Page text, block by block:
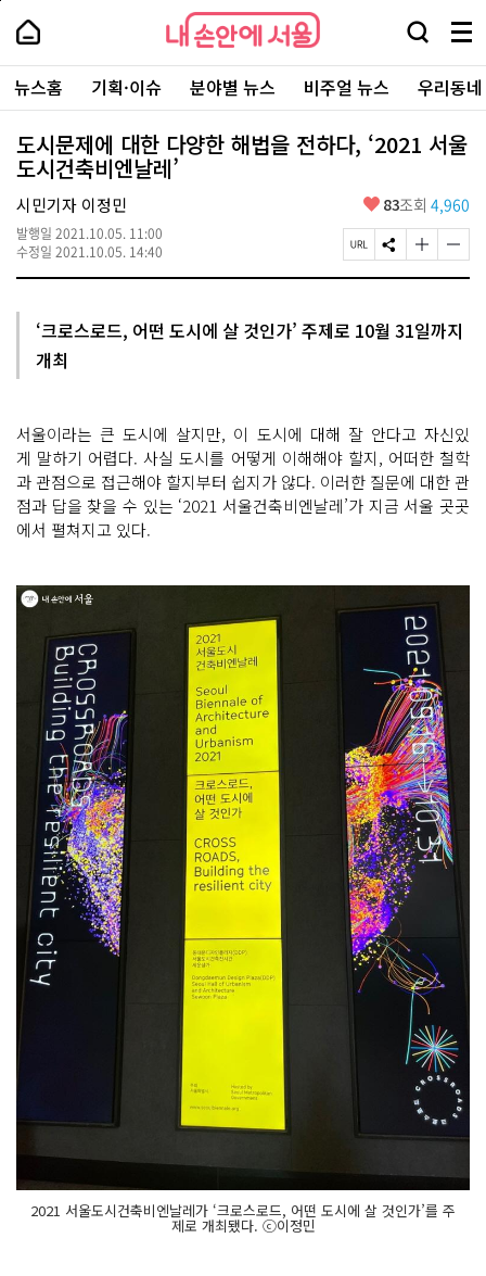
본
로
가
내
손
안
에
서
울
-
서
울
시
대
표
소
통
포
내
손
에
울
검
창
열
기
메
뉴
전
체
보
기
주
요
서
뉴스홈 기획·이슈 분야별 뉴스 비주얼 뉴스 우리동
도시문제에 대한 다양한 해법을 전하다, ‘2021 서울
도시건축비엔날레’
시민기자 이정민
발행일 2021.10.05. 11:00
수정일 2021.10.05. 14:40
좋
요
83조회 4,960
페
이
R
L
S
N
유
하
글
자
크
게
글
자
작
게
‘크로스로드, 어떤 도시에 살 것인가’ 주제로 10월 31일까지
개최
서울이라는 큰 도시에 살지만, 이 도시에 대해 잘 안다고 자신있
게 말하기 어렵다. 사실 도시를 어떻게 이해해야 할지, 어떠한 철학
과 관점으로 접근해야 할지부터 쉽지가 않다. 이러한 질문에 대한 관
점과 답을 찾을 수 있는 ‘2021 서울건축비엔날레’가 지금 서울 곳곳
에서 펼쳐지고 있다.
2021 서울도시건축비엔날레가 ‘크로스로드, 어떤 도시에 살 것인가’를 주
제로 개최됐다. ⓒ이정민
페
상
단
로